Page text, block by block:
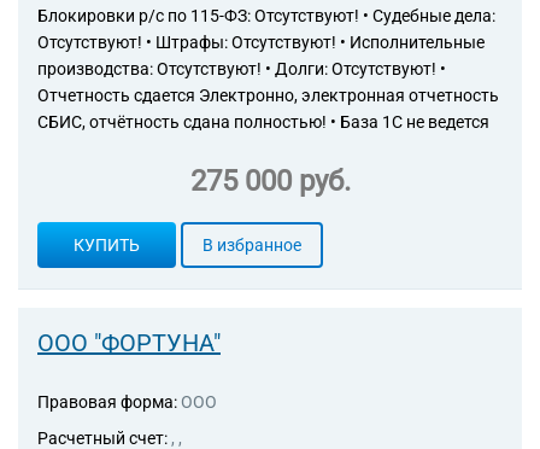
Блокировки р/с по 115-ФЗ: Отсутствуют! • Судебные дела:
Отсутствуют! • Штрафы: Отсутствуют! • Исполнительные
производства: Отсутствуют! • Долги: Отсутствуют! •
Отчетность сдается Электронно, электронная отчетность
СБИС, отчётность сдана полностью! • База 1С не ведется
275 000 руб.
КУПИТЬ В избранное
ООО "ФОРТУНА"
Правовая форма: ООО
Расчетный счет: , ,